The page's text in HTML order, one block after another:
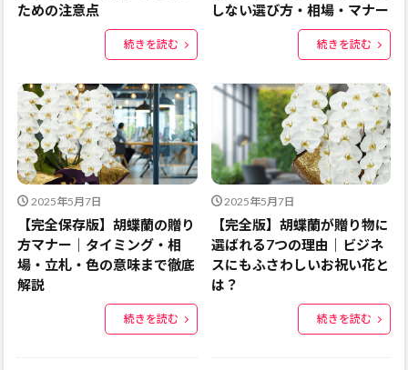
ための注意点
続きを読む
しない選び方・相場・マナー
続きを読む
2025年5月7日
【完全保存版】胡蝶蘭の贈り
方マナー｜タイミング・相
場・立札・色の意味まで徹底
解説
続きを読む
2025年5月7日
【完全版】胡蝶蘭が贈り物に
選ばれる7つの理由｜ビジネ
スにもふさわしいお祝い花と
は？
続きを読む